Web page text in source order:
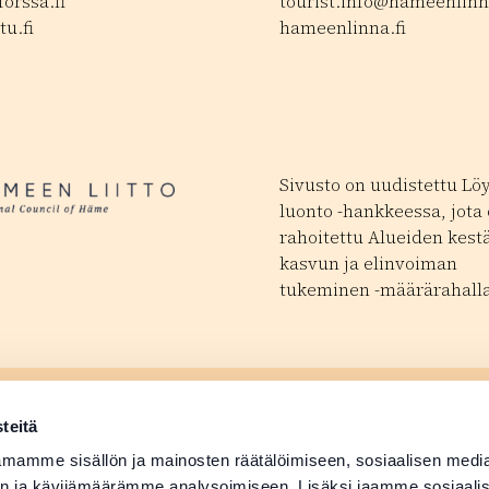
sisällön ja mainosten räätälöimiseen, sosiaalisen
hameenlinna.fi
Sivusto on uudistettu
luonto -hankkeessa, jota
rahoitettu Alueiden
kasvun ja elinvoiman
tukeminen -
tapahtumauudessa ikkunassa
tuotetiedot
Medialle